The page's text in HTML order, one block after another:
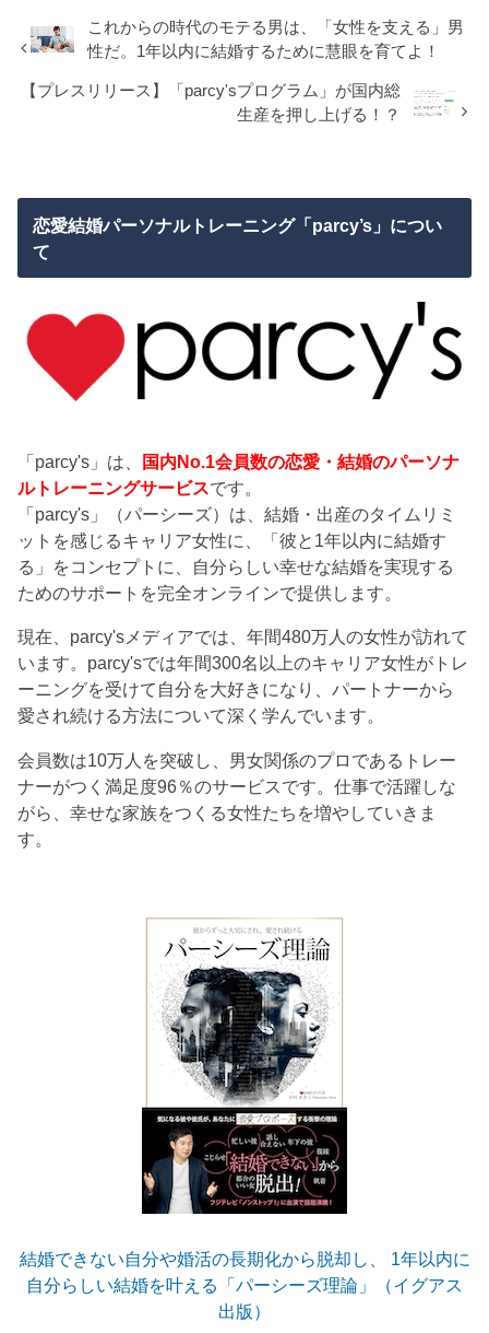
これからの時代のモテる男は、「女性を支える」男
性だ。1年以内に結婚するために慧眼を育てよ！
【プレスリリース】「parcy'sプログラム」が国内総
生産を押し上げる！？
恋愛結婚パーソナルトレーニング「parcy’s」につい
て
「parcy's」は、
国内No.1会員数の恋愛・結婚のパーソナ
ルトレーニングサービスです。
「parcy's」（パーシーズ）は、結婚・出産のタイムリミ
ットを感じるキャリア女性に、「彼と1年以内に結婚す
る」をコンセプトに、自分らしい幸せな結婚を実現する
ためのサポートを完全オンラインで提供します。
現在、parcy'sメディアでは、年間480万人の女性が訪れて
います。parcy'sでは年間300名以上のキャリア女性がトレ
ーニングを受けて自分を大好きになり、パートナーから
愛され続ける方法について深く学んでいます。
会員数は10万人を突破し、男女関係のプロであるトレー
ナーがつく満足度96％のサービスです。仕事で活躍しな
がら、幸せな家族をつくる女性たちを増やしていきま
す。
結婚できない自分や婚活の長期化から脱却し、 1年以内に
自分らしい結婚を叶える「パーシーズ理論」（イグアス
出版）